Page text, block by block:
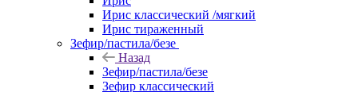
Ирис классический /мягкий
Ирис тираженный
Зефир/пастила/безе
Назад
Зефир/пастила/безе
Зефир классический